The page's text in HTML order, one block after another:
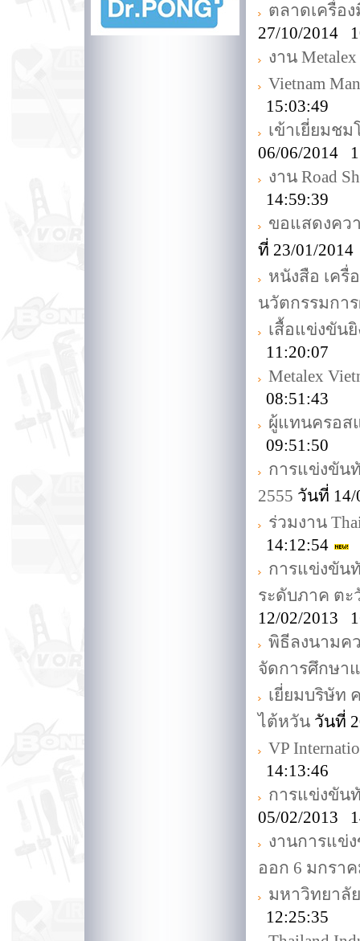
ตลาดเครื่อ
27/10/2014
งาน
Vietnam
15:03:49
เข้าเยี่ยมชม
06/06/2014
งาน Road
14:59:39
ขอแสดงคว
ที่ 23/01/
หนังสือ เครื่
นวัตกรรมกา
เสื้อแข่งขัน
11:20:07
Metalex
08:51:43
ผู้แทนครอส
09:51:50
การแข่งขัน
2555 วันที่ 14/
ร่วมงาน
14:12:54
การแข่งขัน
ระดับภาค ตะ
12/02/2013
พิธีลงนามค
จัดการศึกษา
เยี่ยมบริษัท
ไต้หวัน วันที่
VP
14:13:46
การแข่งขัน
05/02/2013
งานการแข่
ออก 6 มกราค
มหาวิทยาลั
12:25:35